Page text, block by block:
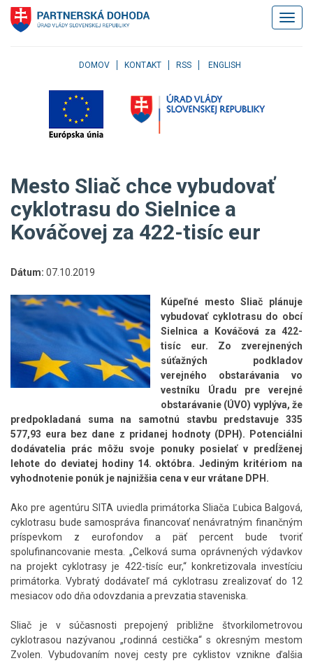
Klávesové
skratky
Skočiť
menu
na
užívateľské
menu
na
stránky
DOMOV KONTAKT RSS ENGLISH
Mesto Sliač chce vybudovať
cyklotrasu do Sielnice a
Kováčovej za 422-tisíc eur
Dátum: 07.10.2019
Kúpeľné mesto Sliač plánuje
vybudovať cyklotrasu do obcí
Sielnica a Kováčová za 422-
tisíc eur. Zo zverejnených
súťažných podkladov
verejného obstarávania vo
vestníku Úradu pre verejné
obstarávanie (ÚVO) vyplýva, že
predpokladaná suma na samotnú stavbu predstavuje 335
577,93 eura bez dane z pridanej hodnoty (DPH). Potenciálni
dodávatelia prác môžu svoje ponuky posielať v predĺženej
lehote do deviatej hodiny 14. októbra. Jediným kritériom na
vyhodnotenie ponúk je najnižšia cena v eur vrátane DPH.
Ako pre agentúru SITA uviedla primátorka Sliača Ľubica Balgová,
cyklotrasu bude samospráva financovať nenávratným finančným
príspevkom z eurofondov a päť percent bude tvoriť
spolufinancovanie mesta. „Celková suma oprávnených výdavkov
na projekt cyklotrasy je 422-tisíc eur,“ konkretizovala investíciu
primátorka. Vybratý dodávateľ má cyklotrasu zrealizovať do 12
mesiacov odo dňa odovzdania a prevzatia staveniska.
Sliač je v súčasnosti prepojený približne štvorkilometrovou
cyklotrasou nazývanou „rodinná cestička“ s okresným mestom
Zvolen. Vybudovaním novej cesty pre cyklistov vznikne ďalšia